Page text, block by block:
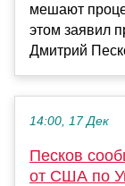
мешают
этом заявил
Дмитрий
14:00, 17 Дек
Песков
от США по